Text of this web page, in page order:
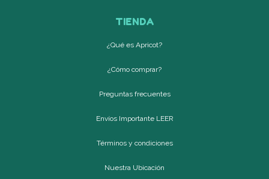
TIENDA
¿Qué es Apricot?
¿Cómo comprar?
Preguntas frecuentes
Envíos Importante LEER
Términos y condiciones
Nuestra Ubicación